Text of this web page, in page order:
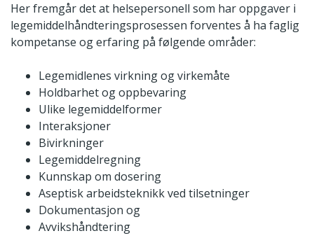
Her fremgår det at helsepersonell som har oppgaver i
legemiddelhåndteringsprosessen forventes å ha faglig
kompetanse og erfaring på følgende områder:
Legemidlenes virkning og virkemåte
Holdbarhet og oppbevaring
Ulike legemiddelformer
Interaksjoner
Bivirkninger
Legemiddelregning
Kunnskap om dosering
Aseptisk arbeidsteknikk ved tilsetninger
Dokumentasjon og
Avvikshåndtering